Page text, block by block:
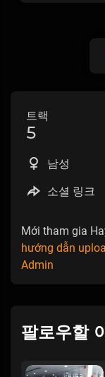
트랙
5
남성
소셜 링크
Mới tham gia
hướng dẫn
Admin
팔로우할